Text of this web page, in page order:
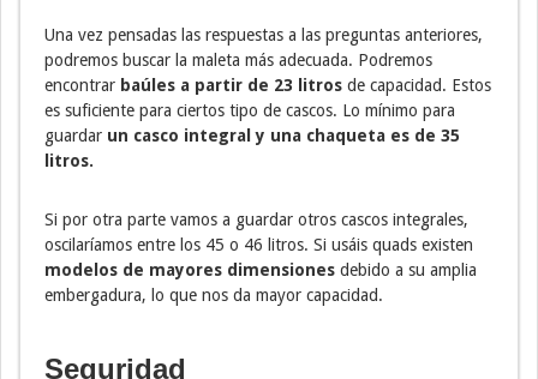
Una vez pensadas las respuestas a las preguntas anteriores,
podremos buscar la maleta más adecuada. Podremos
encontrar baúles a partir de 23 litros de capacidad. Estos
es suficiente para ciertos tipo de cascos. Lo mínimo para
guardar un casco integral y una chaqueta es de 35
litros.
Si por otra parte vamos a guardar otros cascos integrales,
oscilaríamos entre los 45 o 46 litros. Si usáis quads existen
modelos de mayores dimensiones debido a su amplia
embergadura, lo que nos da mayor capacidad.
Seguridad